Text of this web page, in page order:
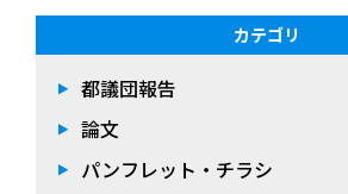
カテゴリ
都議団報告
論文
パンフレット・チラシ